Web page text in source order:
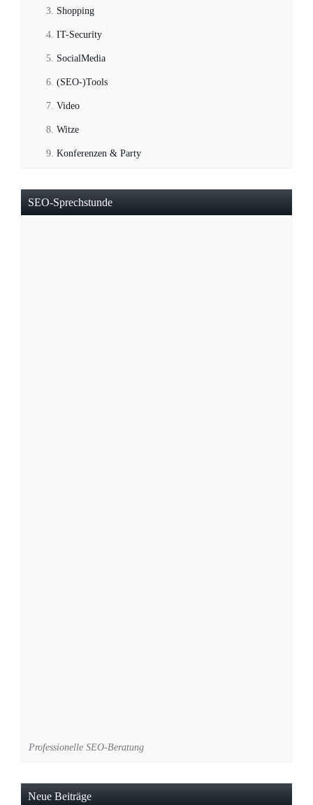
Shopping
IT-Security
SocialMedia
(SEO-)Tools
Video
Witze
Konferenzen & Party
SEO-Sprechstunde
Professionelle SEO-Beratung
Neue Beiträge